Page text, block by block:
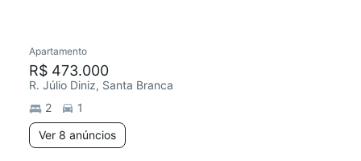
Apartamento
R$ 473.000
R. Júlio Diniz, Santa Branca
2
1
Ver 8 anúncios